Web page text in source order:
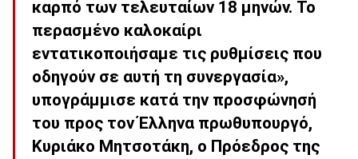
καρπό των τελευταίων 18 μηνών. Το
περασμένο καλοκαίρι
εντατικοποιήσαμε τις ρυθμίσεις που
οδηγούν σε αυτή τη συνεργασία»,
υπογράμμισε κατά την προσφώνησή
του προς τον Έλληνα πρωθυπουργό,
Κυριάκο Μητσοτάκη, ο Πρόεδρος της